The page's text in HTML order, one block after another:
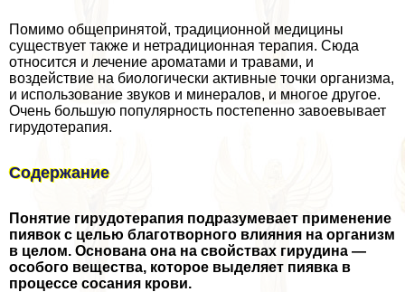
Помимо общепринятой, традиционной медицины
существует также и нетрадиционная терапия. Сюда
относится и лечение ароматами и травами, и
воздействие на биологически активные точки организма,
и использование звуков и минералов, и многое другое.
Очень большую популярность постепенно завоевывает
гирудотерапия.
Содержание
Понятие гирудотерапия подразумевает применение
пиявок с целью благотворного влияния на организм
в целом. Основана она на свойствах гирудина —
особого вещества, которое выделяет пиявка в
процессе сосания крови.